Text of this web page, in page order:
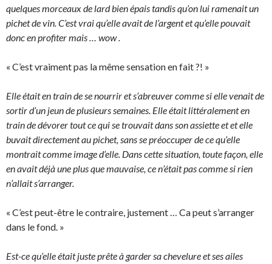
quelques morceaux de lard bien épais tandis qu’on lui ramenait un
pichet de vin. C’est vrai qu’elle avait de l’argent et qu’elle pouvait
donc en profiter mais … wow .
« C’est vraiment pas la même sensation en fait ?! »
Elle était en train de se nourrir et s’abreuver comme si elle venait de
sortir d’un jeun de plusieurs semaines. Elle était littéralement en
train de dévorer tout ce qui se trouvait dans son assiette et et elle
buvait directement au pichet, sans se préoccuper de ce qu’elle
montrait comme image d’elle. Dans cette situation, toute façon, elle
en avait déjà une plus que mauvaise, ce n’était pas comme si rien
n’allait s’arranger.
« C’est peut-être le contraire, justement … Ca peut s’arranger
dans le fond. »
Est-ce qu’elle était juste prête à garder sa chevelure et ses ailes